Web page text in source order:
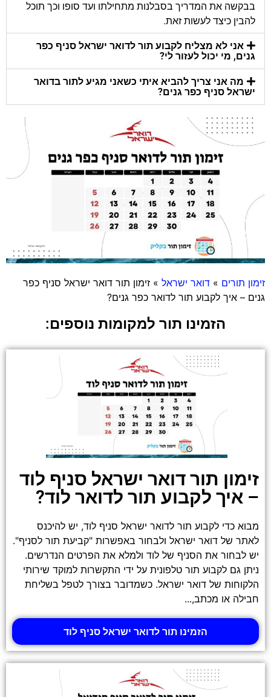
בבקשה את המדריך בסבלנות מתחילתו ועד סופו וכך תוכל
להבין כיצד לעשות זאת.
אני לא מצליח לקבוע תור לדואר ישראל סניף כפר
גנים, מי יכול לעזור לי?
מה אני צריך להביא איתי כשאני מגיע לתור בדואר
ישראל סניף כפר גנים?
זימון תורים » דואר ישראל » זימון תור דואר ישראל סניף כפר
גנים – איך לקבוע תור לדואר כפר גנים?
הזמינו תור למקומות נוספים:
זימון תור דואר ישראל סניף לוד
– איך לקבוע תור לדואר לוד?
מבוא כדי לקבוע תור לדואר ישראל סניף לוד, יש להיכנס
לאתר של דואר ישראל ולבחור באפשרות "קביעת תור לסניף".
יש לבחור את הסניף של לוד ולמלא את הפרטים הנדרשים.
ניתן גם לקבוע תור טלפונית על ידי התקשרות למוקד שירותי
הלקוחות של דואר ישראל. כשמדובר בצורך לטפל בשליחת
חבילה או מכתב,...
הזמינו תור לדואר ישראל סניף לוד